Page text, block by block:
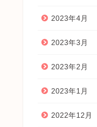
2023年4月
2023年3月
2023年2月
2023年1月
2022年12月